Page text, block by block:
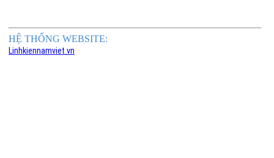
HỆ THỐNG WEBSITE:
Linhkiennamviet.vn